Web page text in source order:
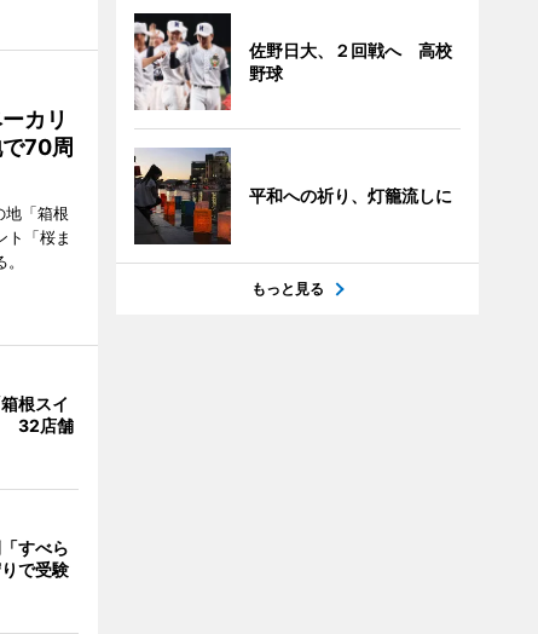
カリ
70周
地「箱根
ト「桜ま
根スイ
32店舗
すべら
で受験
佐野日大、２回戦へ 高校
野球
平和への祈り、灯籠流しに
もっと見る